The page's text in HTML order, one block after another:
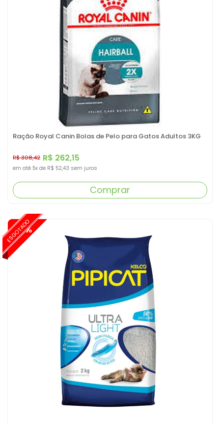
Ração Royal Canin Bolas de Pelo para Gatos Adultos 3KG
R$ 262,15
R$ 308,42
em até 5x de R$ 52,43 sem juros
Comprar
ESGOTADO
-15%